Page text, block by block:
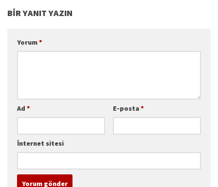
BIR YANIT YAZIN
Yorum*
Ad * E-posta*
İnternet sitesi